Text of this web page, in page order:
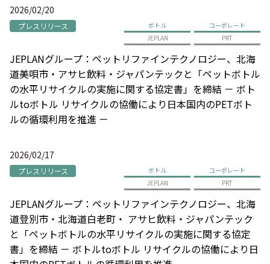
2026/02/20
プレスリリース ボトル
コーポレート
JEPLAN
PRT
JEPLANグループ：ペットリファインテクノロジー、北海
道美唄市・アサヒ飲料・ジャパンテックと「ペットボトル
の水平リサイクルの実施に関する協定書」を締結 － ボト
ルtoボトル リサイクルの協働により日本国内のPETボト
ルの循環利用を推進 －
2026/02/17
プレスリリース ボトル
コーポレート
JEPLAN
PRT
JEPLANグループ：ペットリファインテクノロジー、北海
道登別市・北海道白老町・ アサヒ飲料・ジャパンテック
と「ペットボトルの水平リサイクルの実施に関する協定
書」を締結 － ボトルtoボトル リサイクルの協働により日